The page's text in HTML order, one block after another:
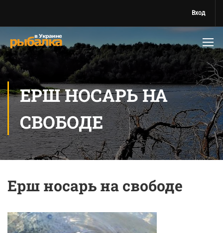
Вход
ЕРШ НОСАРЬ НА
СВОБОДЕ
Ерш носарь на свободе